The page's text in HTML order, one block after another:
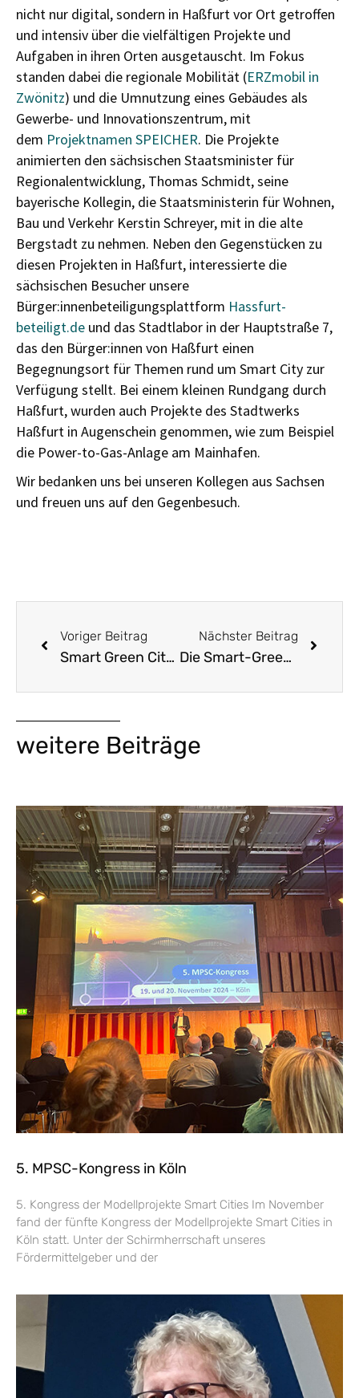
nicht nur digital, sondern in Haßfurt vor Ort getroffen
und intensiv über die vielfältigen Projekte und
Aufgaben in ihren Orten ausgetauscht. Im Fokus
standen dabei die regionale Mobilität (ERZmobil in
Zwönitz) und die Umnutzung eines Gebäudes als
Gewerbe- und Innovationszentrum, mit
dem Projektnamen SPEICHER. Die Projekte
animierten den sächsischen Staatsminister für
Regionalentwicklung, Thomas Schmidt, seine
bayerische Kollegin, die Staatsministerin für Wohnen,
Bau und Verkehr Kerstin Schreyer, mit in die alte
Bergstadt zu nehmen. Neben den Gegenstücken zu
diesen Projekten in Haßfurt, interessierte die
sächsischen Besucher unsere
Bürger:innenbeteiligungsplattform Hassfurt-
beteiligt.de und das Stadtlabor in der Hauptstraße 7,
das den Bürger:innen von Haßfurt einen
Begegnungsort für Themen rund um Smart City zur
Verfügung stellt. Bei einem kleinen Rundgang durch
Haßfurt, wurden auch Projekte des Stadtwerks
Haßfurt in Augenschein genommen, wie zum Beispiel
die Power-to-Gas-Anlage am Mainhafen.
Wir bedanken uns bei unseren Kollegen aus Sachsen
und freuen uns auf den Gegenbesuch.
Voriger Beitrag
Smart Green City Haßfurt im Podcast „Arbeit Bildung Zukunft“
Nächster Beitrag
Die Smart-Green-City-Haßfurt-Tour: Gemeinsam. Füreinander. Miteinander.
weitere Beiträge
5. MPSC-Kongress in Köln
5. Kongress der Modellprojekte Smart Cities Im November
fand der fünfte Kongress der Modellprojekte Smart Cities in
Köln statt. Unter der Schirmherrschaft unseres
Fördermittelgeber und der